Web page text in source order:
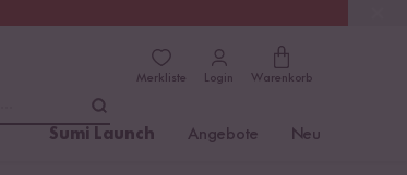
Merkliste Login Warenkorb
Sumi Launch Angebote Neu